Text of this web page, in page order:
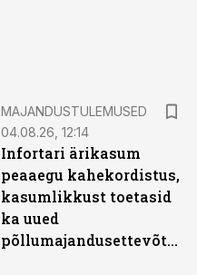
MAJANDUSTULEMUSED
04.08.26, 12:14
Infortari ärikasum
peaaegu kahekordistus,
kasumlikkust toetasid
ka uued
põllumajandusettevõtted